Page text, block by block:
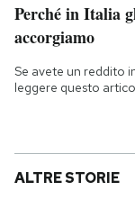
Perché in Italia
accorgiamo
Se avete un reddito
leggere questo
ALTRE STORIE